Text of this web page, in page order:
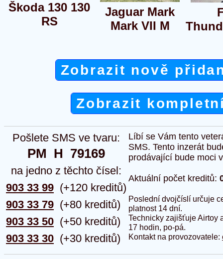
Škoda 130 130
RS
Jaguar Mark
Mark VII M
Zobrazit nově
Zobrazit
Pošlete SMS ve tvaru:
PM  H  79169
na jedno z těchto čísel:
903 33 99
903 33 79
903 33 50
903 33 30
(+120 kreditů)
(+80 kreditů)
(+50 kreditů)
(+30 kreditů)
Líbí se Vám tento
SMS. Tento inzerát
prodávající bude moci
Aktuální počet kreditů:
Poslední dvojčíslí určuje
platnost 14 dní.
Technicky zajišťuje Airtoy
17 hodin, po-pá.
Kontakt na provozovatele: